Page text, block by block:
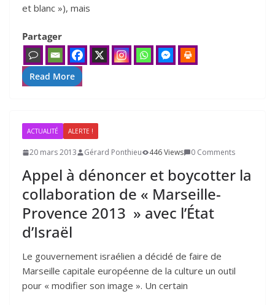
et blanc »), mais
Partager
Read More
ACTUALITÉ ALERTE !
20 mars 2013 Gérard Ponthieu 446 Views 0 Comments
Appel à dénoncer et boycotter la
collaboration de « Marseille-
Provence 2013 » avec l’État
d’Israël
Le gou­ver­ne­ment israé­lien a déci­dé de faire de
Marseille capi­tale euro­péenne de la culture un outil
pour « modi­fier son image ». Un cer­tain